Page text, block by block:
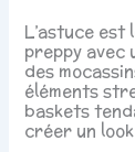
L’astuce est
preppy avec
des
éléments
baskets
créer un